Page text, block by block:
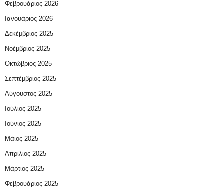
Φεβρουάριος 2026
Ιανουάριος 2026
Δεκέμβριος 2025
Νοέμβριος 2025
Οκτώβριος 2025
Σεπτέμβριος 2025
Αύγουστος 2025
Ιούλιος 2025
Ιούνιος 2025
Μάιος 2025
Απρίλιος 2025
Μάρτιος 2025
Φεβρουάριος 2025